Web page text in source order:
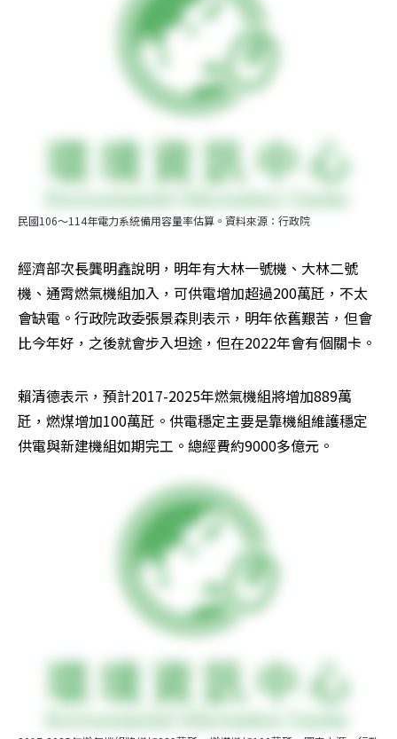
民國106～114年電力系統備用容量率估算。資料來源：行政院
經濟部次長龔明鑫說明，明年有大林一號機、大林二號
機、通霄燃氣機組加入，可供電增加超過200萬瓩，不太
會缺電。行政院政委張景森則表示，明年依舊艱苦，但會
比今年好，之後就會步入坦途，但在2022年會有個關卡。
賴清德表示，預計2017-2025年燃氣機組將增加889萬
瓩，燃煤增加100萬瓩。供電穩定主要是靠機組維護穩定
供電與新建機組如期完工。總經費約9000多億元。